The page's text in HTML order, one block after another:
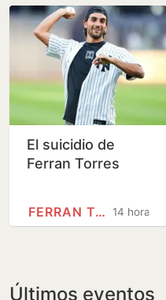
El suicidio de
Ferran Torres
14 horas
FERRAN TORRES
Últimos eventos